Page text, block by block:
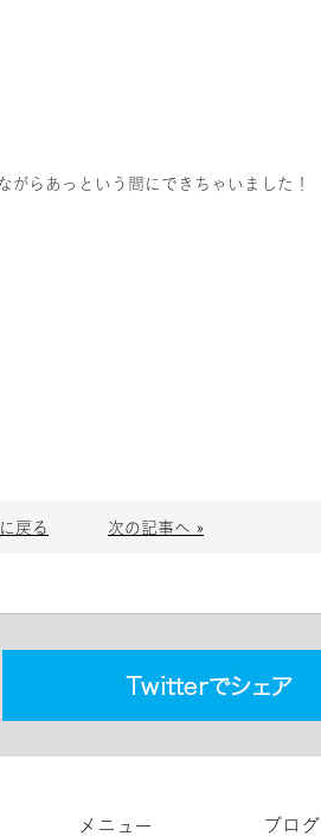
らあっという間にできちゃいました！
戻る 次の記事へ »
メニュー ブログ